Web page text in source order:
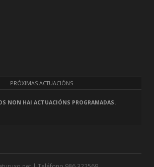
PRÓXIMAS ACTUACIÓNS
NON HAI ACTUACIÓNS PROGRAMADAS.